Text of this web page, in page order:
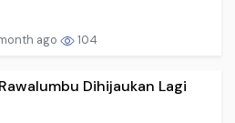
ago 104
Dihijaukan Lagi